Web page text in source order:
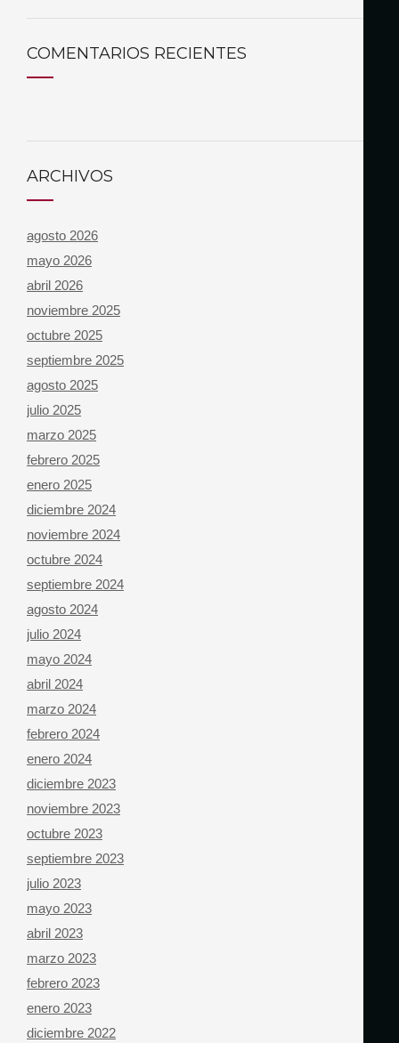
COMENTARIOS RECIENTES
ARCHIVOS
agosto 2026
mayo 2026
abril 2026
noviembre 2025
octubre 2025
septiembre 2025
agosto 2025
julio 2025
marzo 2025
febrero 2025
enero 2025
diciembre 2024
noviembre 2024
octubre 2024
septiembre 2024
agosto 2024
julio 2024
mayo 2024
abril 2024
marzo 2024
febrero 2024
enero 2024
diciembre 2023
noviembre 2023
octubre 2023
septiembre 2023
julio 2023
mayo 2023
abril 2023
marzo 2023
febrero 2023
enero 2023
diciembre 2022